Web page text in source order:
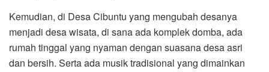
Kemudian, di Desa Cibuntu yang mengubah desanya
menjadi desa wisata, di sana ada komplek domba, ada
rumah tinggal yang nyaman dengan suasana desa asri
dan bersih. Serta ada musik tradisional yang dimainkan